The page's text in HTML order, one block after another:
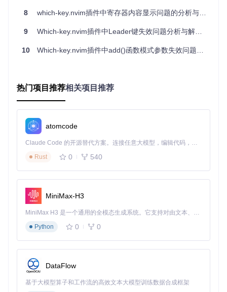
解决方案
该问题已在最新版本中修复，主要修改包括：
优化了which-key.nvim对normal!命令的处理逻辑
用户建议
对于遇到类似问题的用户，可以采取以下措施：
更新which-key.nvim到最新版本
禁用which-key.nvim
对于复杂的命令序列，考虑使用函数封装而非直接执行no
rmal!命令
总结
能与原生命令的交互冲突。which-key.nvim通过改进其状态管
理机制，确保了与原生命令的兼容性，为用户提供了更稳定的
使用体验。理解这类问题的本质有助于开发者编写更健壮的插
件，也能帮助用户更好地排查使用中的异常情况。
8 which-key.nvim插件中寄存器内容显示问题的分析与解决
9 Which-key.nvim插件中Leader键失效问题分析与解决方案
10 Which-key.nvim插件中add()函数模式参数失效问题解析
热门项目推荐相关项目推荐
atomcode
Claude Code 的开源替代方案。连接任意大模型，编辑代码，运行命令，自动验证 — 全自动执行。用 Rust 构建，极致性能。 ｜ An open-source alternative to Claude Code. Connect any LLM, edit code, run commands, and verify changes — autonomously. Built in Rust for speed. Get Started
Rust
0 540
MiniMax-H3
MiniMax H3 是一个通用的全模态生成系统。它支持对由文本、图像、视频和音频组成的多模态上下文进行统一理解，并能生成分辨率高达 2K、时长可达 15 秒的带原生立体声音频的视频。得益于面向任务泛化的系统设计，H3 在预训练阶段就已具备广泛的多模态上下文理解与生成能力，能够出色地执行复杂的多模态指令。
Python
0 0
DataFlow
基于大模型算子和工作流的高效文本大模型训练数据合成框架